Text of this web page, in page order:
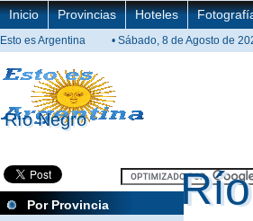
Río Negro
Río Negro
Inicio Provincias Hoteles
Esto es Argentina • Sábado, 8 de Agosto de
Por Provincia